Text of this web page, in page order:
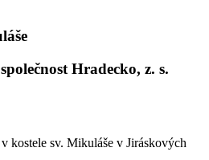
Hradecko, z. s.
kostele sv. Mikuláše v Jiráskových